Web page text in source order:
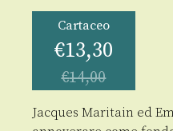
Cartaceo
€13,30
€14,00
Jacques Maritain ed